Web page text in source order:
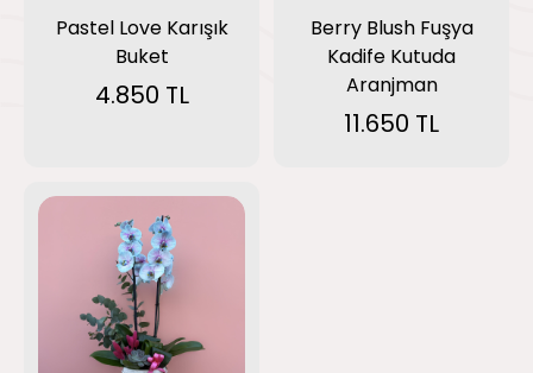
Pastel Love Karışık
Buket
4.850 TL
Berry Blush Fuşya
Kadife Kutuda
Aranjman
11.650 TL